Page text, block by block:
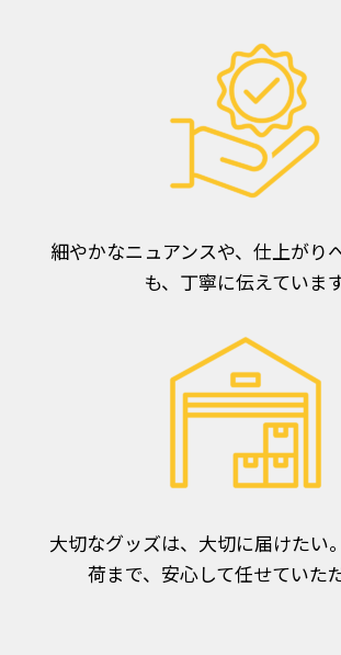
細やかなニュアンスや、仕上がり
も、丁寧に伝えていま
大切なグッズは、大切に届けたい
荷まで、安心して任せていた